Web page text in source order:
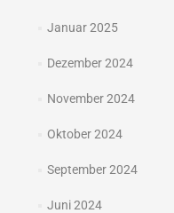
Januar 2025
Dezember 2024
November 2024
Oktober 2024
September 2024
Juni 2024